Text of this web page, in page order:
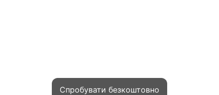
Спробувати безкоштовно